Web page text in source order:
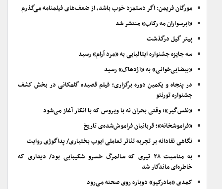
مورگان فریمن: اگر دستمزد خوب باشد، از ضعف‌های فیلمنامه می‌گذرم
«ابرسواران مه رکاب» منتشر شد
پیتر گیل درگذشت
سه جایزه جشنواره ایتالیایی به «مرد آرام» رسید
«بیضایی‌خوانی» به «اژدهاک» رسید
در پنجاه و یکمین دوره برگزاری؛ فیلم قصیده گلمکانی در بخش کشف
جشنواره تورنتو
«نفس‌گیر»؛ وقتی بحران نه با ویروس که با انکار آغاز می‌شود
«فراموشخانه»؛ قربانیان فراموش‌شده‌ی تاریخ
نگاهی نقادانه بر تجربه تئاتر تعاملی ایوب بختیاری/ پداگوژی روایت
به مناسبت ۲۸ تیری که سالمرگ خسرو شکیبایی بود/ دیداری که
خاطره‌ای ماندگار شد
کمدی «مادرکیو» دوباره روی صحنه می‌رود